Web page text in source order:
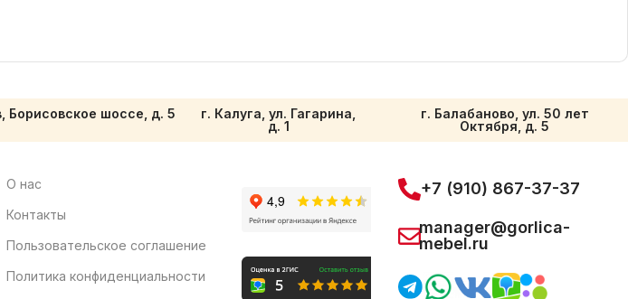
Борисовское шоссе, д. 5
г. Калуга, ул. Гагарина,
д. 1
г. Балабаново, ул. 50 лет
Октября, д. 5
О нас
Контакты
Пользовательское соглашение
Политика конфиденциальности
+7 (910) 867-37-37
manager@gorlica-
mebel.ru